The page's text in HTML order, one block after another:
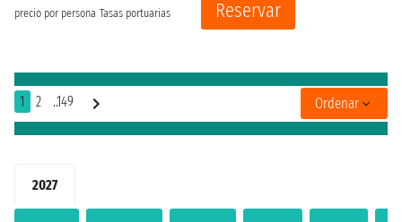
2027
precio por persona Tasas portuarias Reservar
1 2 ..149 Ordenar